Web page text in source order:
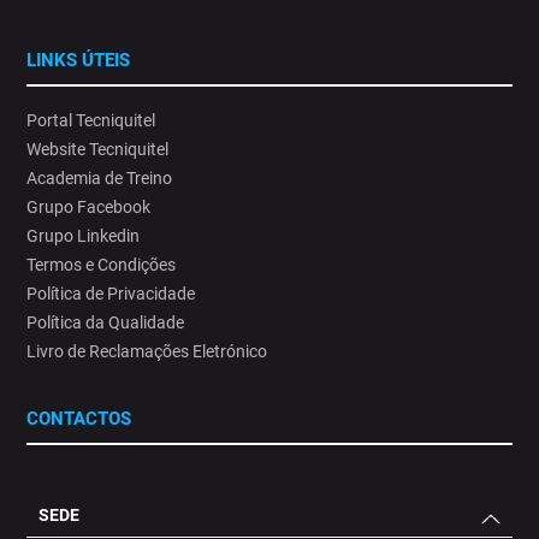
LINKS ÚTEIS
Portal Tecniquitel
Website Tecniquitel
Academia de Treino
Grupo Facebook
Grupo Linkedin
Termos e Condições
Política de Privacidade
Política da Qualidade
Livro de Reclamações Eletrónico
CONTACTOS
SEDE